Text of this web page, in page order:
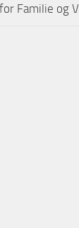
Familie og